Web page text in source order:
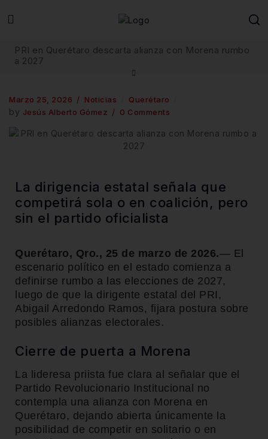
PRI en Querétaro descarta alianza con Morena rumbo
a 2027
Marzo 25, 2026 Noticias Querétaro
by Jesús Alberto Gómez 0 Comments
La dirigencia estatal señala que
competirá sola o en coalición, pero
sin el partido oficialista
Querétaro, Qro., 25 de marzo de 2026.— El
escenario político en el estado comienza a
definirse rumbo a las elecciones de 2027,
luego de que la dirigente estatal del PRI,
Abigail Arredondo Ramos , fijara postura sobre
posibles alianzas electorales.
Cierre de puerta a Morena
La lideresa priista fue clara al señalar que el
Partido Revolucionario Institucional no
contempla una alianza con Morena en
Querétaro, dejando abierta únicamente la
posibilidad de competir en solitario o en